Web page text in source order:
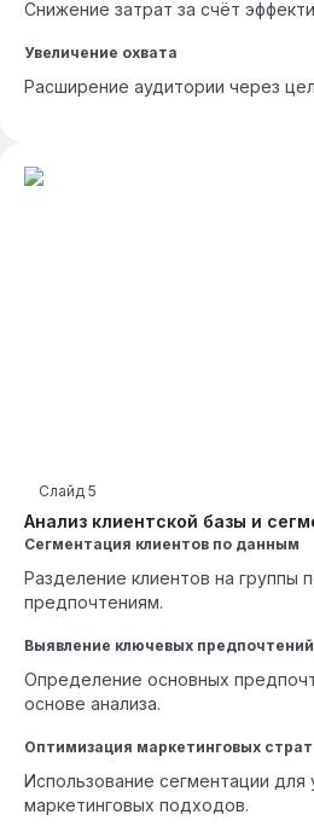
Снижение затрат за счёт
Увеличение охвата
Расширение аудитории через
Анализ клиентской базы и
Слайд 5
Сегментация клиентов по данным
Разделение клиентов на группы
предпочтениям.
Выявление ключевых предпочтений
Определение основных
основе анализа.
Оптимизация маркетинговых
Использование сегментации для
маркетинговых подходов.